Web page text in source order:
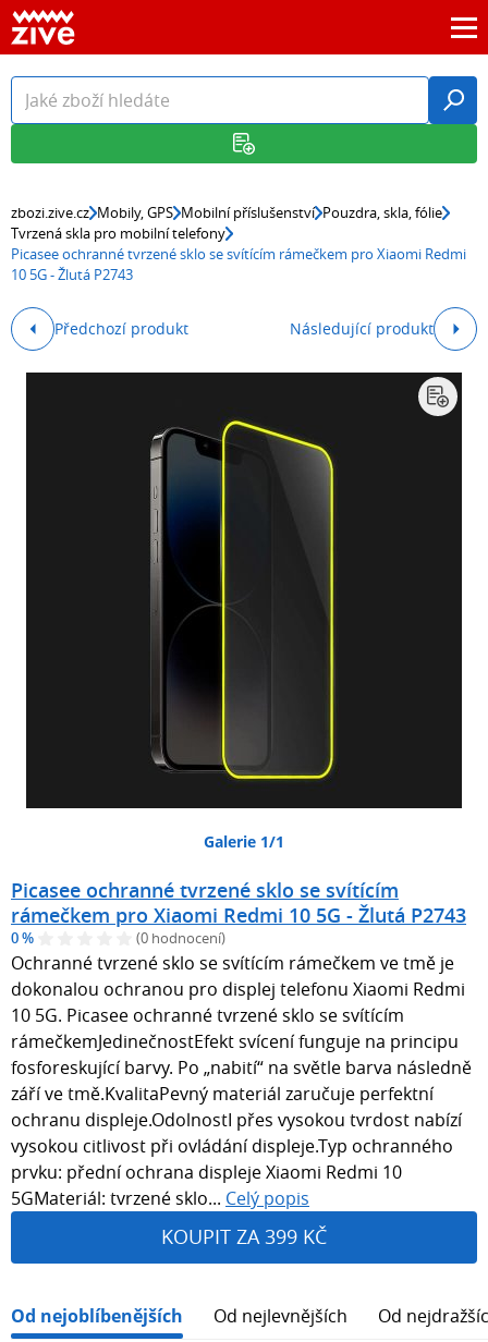
zbozi.zive.cz Mobily, GPS Mobilní příslušenství Pouzdra, skla, fólie
Tvrzená skla pro mobilní telefony
Picasee ochranné tvrzené sklo se svítícím rámečkem pro Xiaomi Redmi
10 5G - Žlutá P2743
Předchozí produkt Následující produkt
Galerie 1/1
Picasee ochranné tvrzené sklo se svítícím
rámečkem pro Xiaomi Redmi 10 5G - Žlutá P2743
0 % (0 hodnocení)
Ochranné tvrzené sklo se svítícím rámečkem ve tmě je
dokonalou ochranou pro displej telefonu Xiaomi Redmi
10 5G. Picasee ochranné tvrzené sklo se svítícím
rámečkemJedinečnostEfekt svícení funguje na principu
fosforeskující barvy. Po „nabití“ na světle barva následně
září ve tmě.KvalitaPevný materiál zaručuje perfektní
ochranu displeje.OdolnostI přes vysokou tvrdost nabízí
vysokou citlivost při ovládání displeje.Typ ochranného
prvku: přední ochrana displeje Xiaomi Redmi 10
5GMateriál: tvrzené sklo... Celý popis
KOUPIT ZA 399 KČ
Od nejoblíbenějších Od nejlevnějších Od